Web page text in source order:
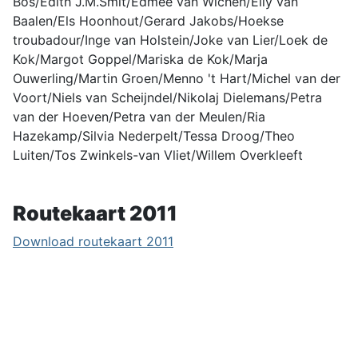
Baalen/Els Hoonhout/Gerard Jakobs/Hoekse
troubadour/Inge van Holstein/Joke van Lier/Loek de
Kok/Margot Goppel/Mariska de Kok/Marja
Ouwerling/Martin Groen/Menno 't Hart/Michel van der
Voort/Niels van Scheijndel/Nikolaj Dielemans/Petra
van der Hoeven/Petra van der Meulen/Ria
Hazekamp/Silvia Nederpelt/Tessa Droog/Theo
Luiten/Tos Zwinkels-van Vliet/Willem Overkleeft
Routekaart 2011
Download routekaart 2011